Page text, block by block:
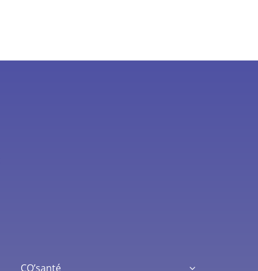
CO’santé